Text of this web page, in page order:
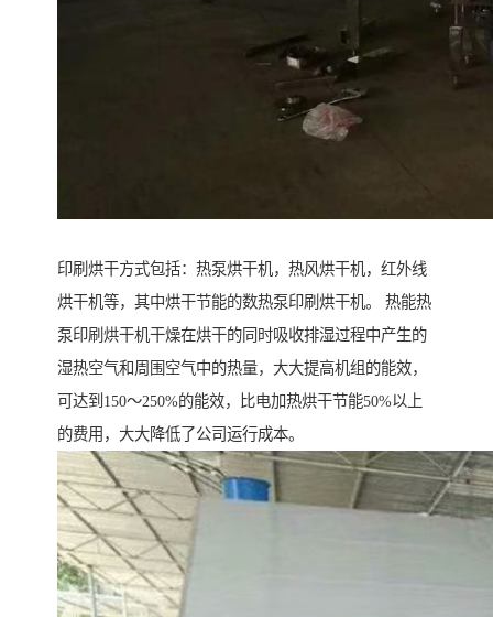
印刷烘干方式包括：热泵烘干机，热风烘干机，红外线
烘干机等，其中烘干节能的数热泵印刷烘干机。 热能热
泵印刷烘干机干燥在烘干的同时吸收排湿过程中产生的
湿热空气和周围空气中的热量，大大提高机组的能效，
可达到150～250%的能效，比电加热烘干节能50%以上
的费用，大大降低了公司运行成本。